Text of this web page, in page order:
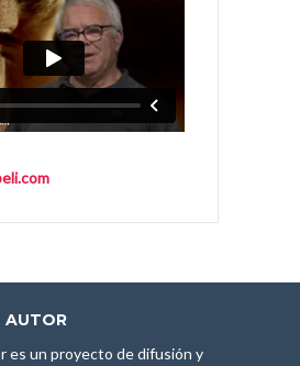
AUTOR
es un proyecto de difusión y